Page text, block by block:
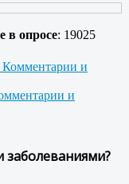
в опросе: 19025
и
заболеваниями?